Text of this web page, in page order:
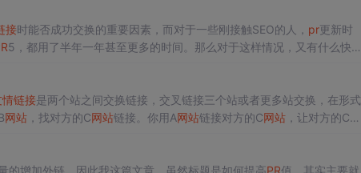
接时能否成功交换的重要因素，而对于一些刚接触SEO的人， pr更新时
5，都用了半年一年甚至更多的时间。那么对于这样情况，又有什么快
情链接是两个站之间交换链接，交叉链接三个站或者更多站交换，在形式
网站，找对方的C网站链接。你用A网站链接对方的C网站，让对方的C 网
的增加外链，因此我这篇文章，虽然标题是如何提高PR值，其实主要就